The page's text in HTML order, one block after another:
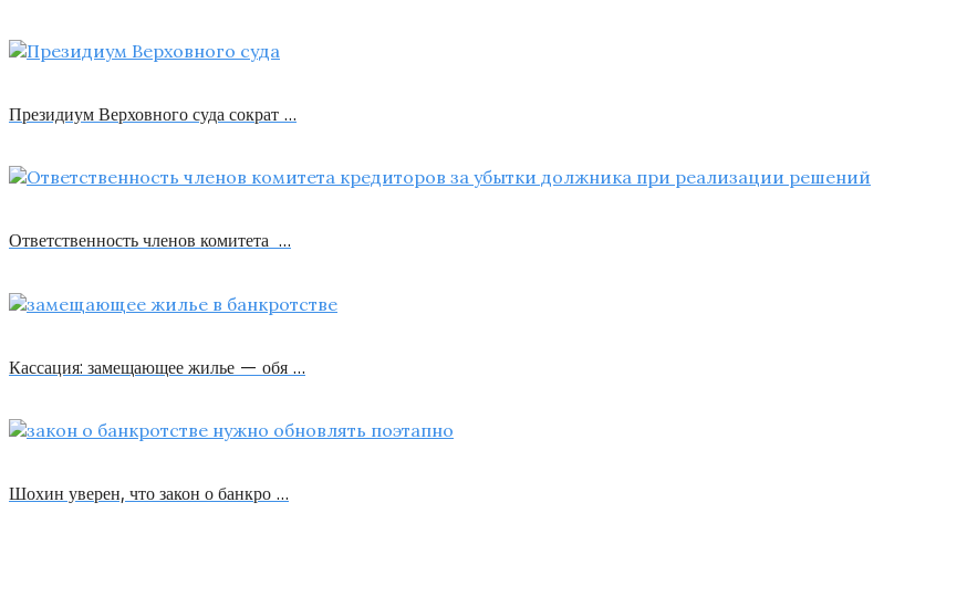
Президиум Верховного суда сократ …
Ответственность членов комитета …
Кассация: замещающее жилье — обя …
Шохин уверен, что закон о банкро …